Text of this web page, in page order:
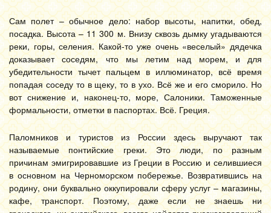
Сам полет – обычное дело: набор высоты, напитки, обед,
посадка. Высота – 11 300 м. Внизу сквозь дымку угадываются
реки, горы, селения. Какой-то уже очень «веселый» дядечка
доказывает соседям, что мы летим над морем, и для
убедительности тычет пальцем в иллюминатор, всё время
попадая соседу то в щеку, то в ухо. Всё же и его сморило. Но
вот снижение и, наконец-то, море, Салоники. Таможенные
формальности, отметки в паспортах. Всё. Греция.
Паломников и туристов из России здесь выручают так
называемые понтийские греки. Это люди, по разным
причинам эмигрировавшие из Греции в Россию и селившиеся
в основном на Черноморском побережье. Возвратившись на
родину, они буквально оккупировали сферу услуг – магазины,
кафе, транспорт. Поэтому, даже если не знаешь ни